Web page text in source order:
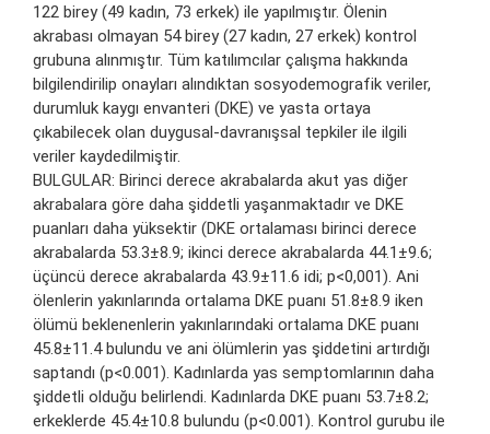
122 birey (49 kadın, 73 erkek) ile yapılmıştır. Ölenin
akrabası olmayan 54 birey (27 kadın, 27 erkek) kontrol
grubuna alınmıştır. Tüm katılımcılar çalışma hakkında
bilgilendirilip onayları alındıktan sosyodemografik veriler,
durumluk kaygı envanteri (DKE) ve yasta ortaya
çıkabilecek olan duygusal-davranışsal tepkiler ile ilgili
veriler kaydedilmiştir.
BULGULAR: Birinci derece akrabalarda akut yas diğer
akrabalara göre daha şiddetli yaşanmaktadır ve DKE
puanları daha yüksektir (DKE ortalaması birinci derece
akrabalarda 53.3±8.9; ikinci derece akrabalarda 44.1±9.6;
üçüncü derece akrabalarda 43.9±11.6 idi; p<0,001). Ani
ölenlerin yakınlarında ortalama DKE puanı 51.8±8.9 iken
ölümü beklenenlerin yakınlarındaki ortalama DKE puanı
45.8±11.4 bulundu ve ani ölümlerin yas şiddetini artırdığı
saptandı (p<0.001). Kadınlarda yas semptomlarının daha
şiddetli olduğu belirlendi. Kadınlarda DKE puanı 53.7±8.2;
erkeklerde 45.4±10.8 bulundu (p<0.001). Kontrol gurubu ile